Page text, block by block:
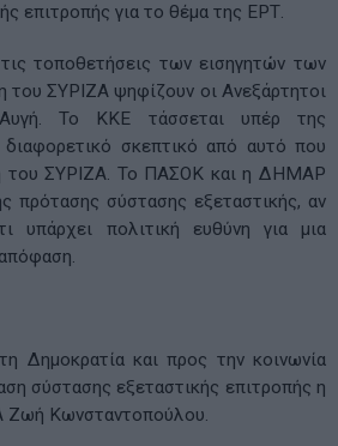
επιτροπής για το θέμα της ΕΡΤ.
τοποθετήσεις των εισηγητών των
του ΣΥΡΙΖΑ ψηφίζουν οι Ανεξάρτητοι
Το ΚΚΕ τάσσεται υπέρ της
διαφορετικό σκεπτικό από αυτό που
του ΣΥΡΙΖΑ. Το ΠΑΣΟΚ και η ΔΗΜΑΡ
πρότασης σύστασης εξεταστικής, αν
υπάρχει πολιτική ευθύνη για μια
Δημοκρατία και προς την κοινωνία
σύστασης εξεταστικής επιτροπής η
Ζωή Κωνσταντοπούλου.